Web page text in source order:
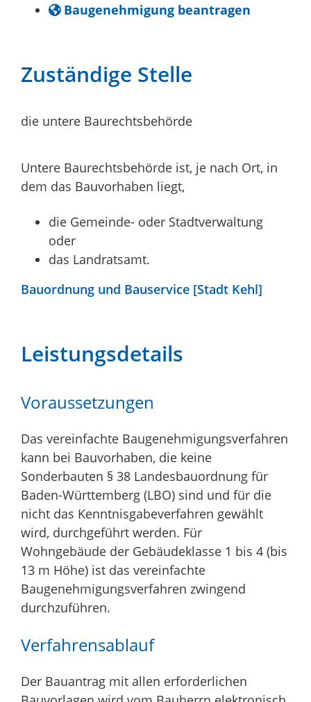
Baugenehmigung beantragen
Zuständige Stelle
die untere Baurechtsbehörde
Untere Baurechtsbehörde ist, je nach Ort, in
dem das Bauvorhaben liegt,
die Gemeinde- oder Stadtverwaltung
oder
das Landratsamt.
Bauordnung und Bauservice [Stadt Kehl]
Leistungsdetails
Voraussetzungen
Das vereinfachte Baugenehmigungsverfahren
kann bei Bauvorhaben, die keine
Sonderbauten § 38 Landesbauordnung für
Baden-Württemberg (LBO) sind und für die
nicht das Kenntnisgabeverfahren gewählt
wird, durchgeführt werden. Für
Wohngebäude der Gebäudeklasse 1 bis 4 (bis
13 m Höhe) ist das vereinfachte
Baugenehmigungsverfahren zwingend
durchzuführen.
Verfahrensablauf
Der Bauantrag mit allen erforderlichen